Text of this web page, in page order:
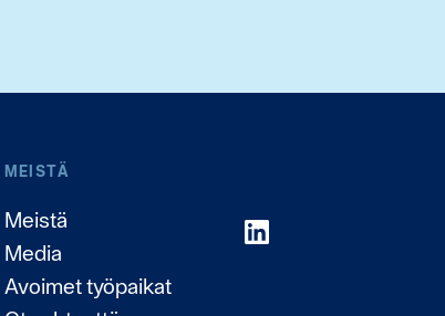
MEISTÄ
Meistä
Media
Avoimet työpaikat